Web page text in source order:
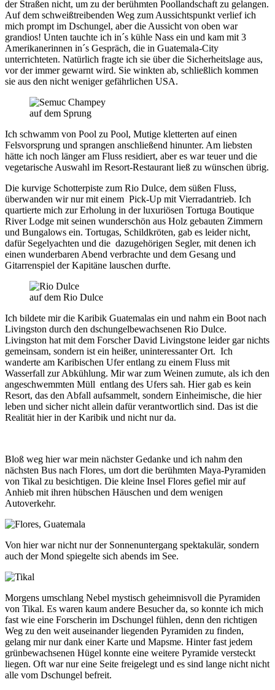
der Straßen nicht, um zu der berühmten Poollandschaft zu gelangen.
Auf dem schweißtreibenden Weg zum Aussichtspunkt verlief ich
mich prompt im Dschungel, aber die Aussicht von oben war
grandios! Unten tauchte ich in´s kühle Nass ein und kam mit 3
Amerikanerinnen in´s Gespräch, die in Guatemala-City
unterrichteten. Natürlich fragte ich sie über die Sicherheitslage aus,
vor der immer gewarnt wird. Sie winkten ab, schließlich kommen
sie aus den nicht weniger gefährlichen USA.
auf dem Sprung
Ich schwamm von Pool zu Pool, Mutige kletterten auf einen
Felsvorsprung und sprangen anschließend hinunter. Am liebsten
hätte ich noch länger am Fluss residiert, aber es war teuer und die
vegetarische Auswahl im Resort-Restaurant ließ zu wünschen übrig.
Die kurvige Schotterpiste zum Rio Dulce, dem süßen Fluss,
überwanden wir nur mit einem Pick-Up mit Vierradantrieb. Ich
quartierte mich zur Erholung in der luxuriösen Tortuga Boutique
River Lodge mit seinen wunderschön aus Holz gebauten Zimmern
und Bungalows ein. Tortugas, Schildkröten, gab es leider nicht,
dafür Segelyachten und die dazugehörigen Segler, mit denen ich
einen wunderbaren Abend verbrachte und dem Gesang und
Gitarrenspiel der Kapitäne lauschen durfte.
auf dem Rio Dulce
Ich bildete mir die Karibik Guatemalas ein und nahm ein Boot nach
Livingston durch den dschungelbewachsenen Rio Dulce.
Livingston hat mit dem Forscher David Livingstone leider gar nichts
gemeinsam, sondern ist ein heißer, uninteressanter Ort. Ich
wanderte am Karibischen Ufer entlang zu einem Fluss mit
Wasserfall zur Abkühlung. Mir war zum Weinen zumute, als ich den
angeschwemmten Müll entlang des Ufers sah. Hier gab es kein
Resort, das den Abfall aufsammelt, sondern Einheimische, die hier
leben und sicher nicht allein dafür verantwortlich sind. Das ist die
Realität hier in der Karibik und nicht nur da.
Bloß weg hier war mein nächster Gedanke und ich nahm den
nächsten Bus nach Flores, um dort die berühmten Maya-Pyramiden
von Tikal zu besichtigen. Die kleine Insel Flores gefiel mir auf
Anhieb mit ihren hübschen Häuschen und dem wenigen
Autoverkehr.
Von hier war nicht nur der Sonnenuntergang spektakulär, sondern
auch der Mond spiegelte sich abends im See.
Morgens umschlang Nebel mystisch geheimnisvoll die Pyramiden
von Tikal. Es waren kaum andere Besucher da, so konnte ich mich
fast wie eine Forscherin im Dschungel fühlen, denn den richtigen
Weg zu den weit auseinander liegenden Pyramiden zu finden,
gelang mir nur dank einer Karte und Mapsme. Hinter fast jedem
grünbewachsenen Hügel konnte eine weitere Pyramide versteckt
liegen. Oft war nur eine Seite freigelegt und es sind lange nicht nicht
alle vom Dschungel befreit.